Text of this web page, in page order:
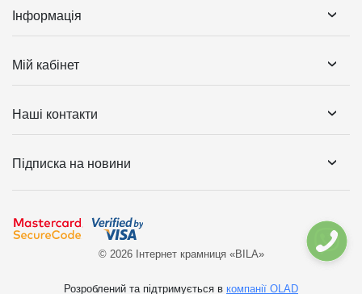
Інформація
Мій кабінет
Наші контакти
Підписка на новини
© 2026 Інтернет крамниця «BILA»
Розроблений та підтримується в компанії OLAD